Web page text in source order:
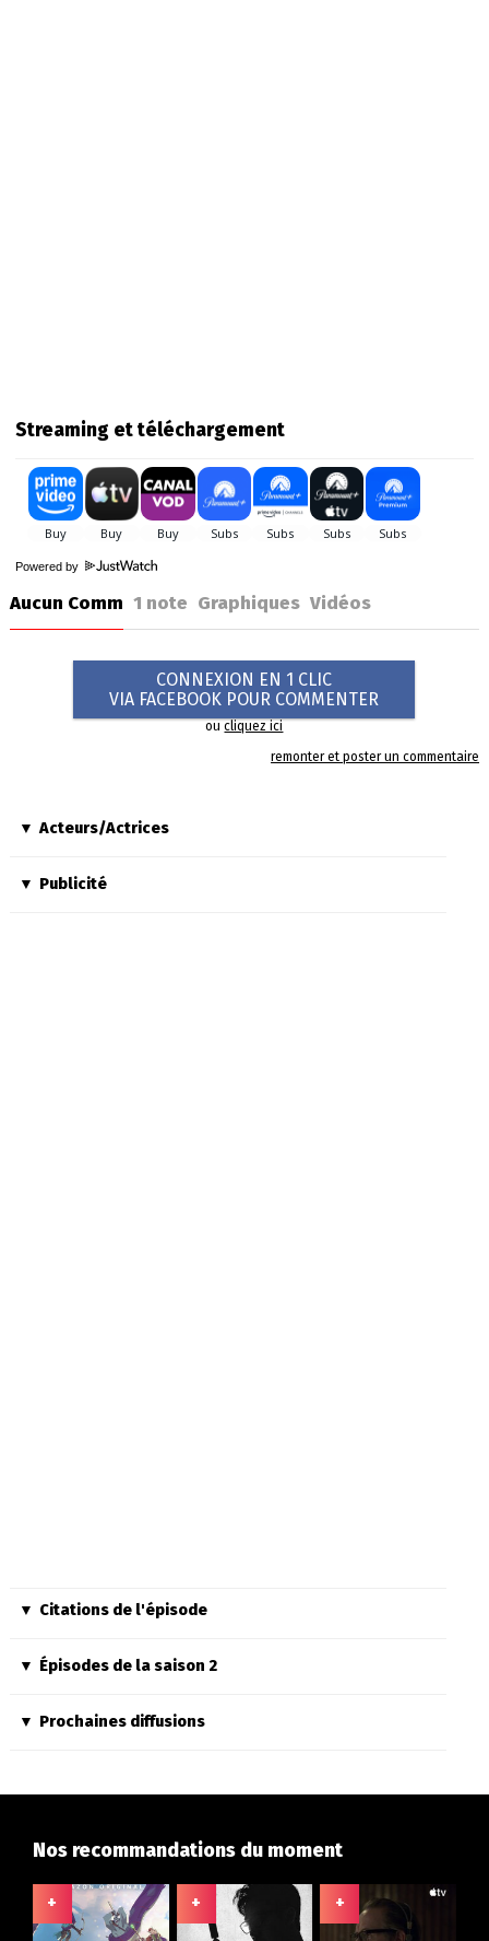
Streaming et téléchargement
Powered by
Aucun Comm 1 note Graphiques Vidéos
CONNEXION EN 1 CLIC
VIA FACEBOOK POUR COMMENTER
oucliquez ici
remonter et poster un commentaire
Acteurs/Actrices
Publicité
Citations de l'épisode
Épisodes de la saison 2
Prochaines diffusions
Nos recommandations du moment
+ + +